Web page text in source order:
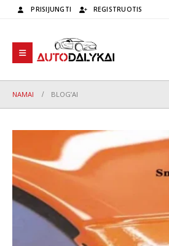
PRISIJUNGTI REGISTRUOTIS
NAMAI BLOG’AI